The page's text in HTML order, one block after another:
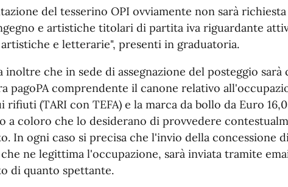
del tesserino OPI ovviamente non sarà
e artistiche titolari di partita iva riguardante
e letterarie", presenti in graduatoria.
inoltre che in sede di assegnazione del posteggio sarà
pagoPA comprendente il canone relativo
rifiuti (TARI con TEFA) e la marca da bollo da Euro
a coloro che lo desiderano di provvedere
In ogni caso si precisa che l'invio della concessione
ne legittima l'occupazione, sarà inviata tramite
di quanto spettante.